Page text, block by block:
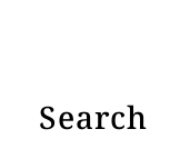
Search